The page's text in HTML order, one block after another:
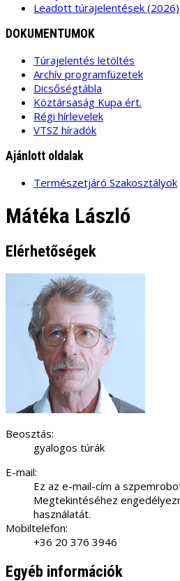
Leadott túrajelentések (2026)
DOKUMENTUMOK
Túrajelentés letöltés
Archív programfüzetek
Dicsőségtábla
Köztársaság Kupa ért.
Régi hírlevelek
VTSZ híradók
Ajánlott oldalak
Természetjáró Szakosztályok
Mátéka László
Elérhetőségek
Beosztás:
gyalogos túrák
E-mail:
Ez az e-mail-cím a
Megtekintéséhez
használatát.
Mobiltelefon:
+36 20 376 3946
Egyéb információk